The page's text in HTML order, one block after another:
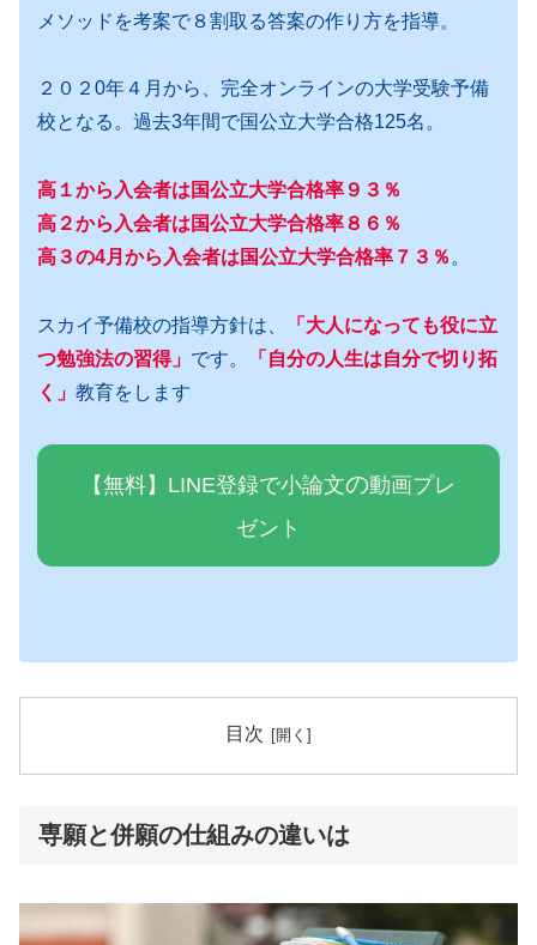
メソッドを考案で８割取る答案の作り方を指導。
２０２0年４月から、完全オンラインの大学受験予備
校となる。過去3年間で国公立大学合格125名。
高１から入会者は国公立大学合格率９３％
高２から入会者は国公立大学合格率８６％
高３の4月から入会者は国公立大学合格率７３％ 。
スカイ予備校の指導方針は、
「大人になっても役に立
つ勉強法の習得」 です。
「自分の人生は自分で切り拓
く」 教育をします
【無料】LINE登録で小論文の動画プレ
ゼン ト
目次
専願と併願の仕組みの違いは